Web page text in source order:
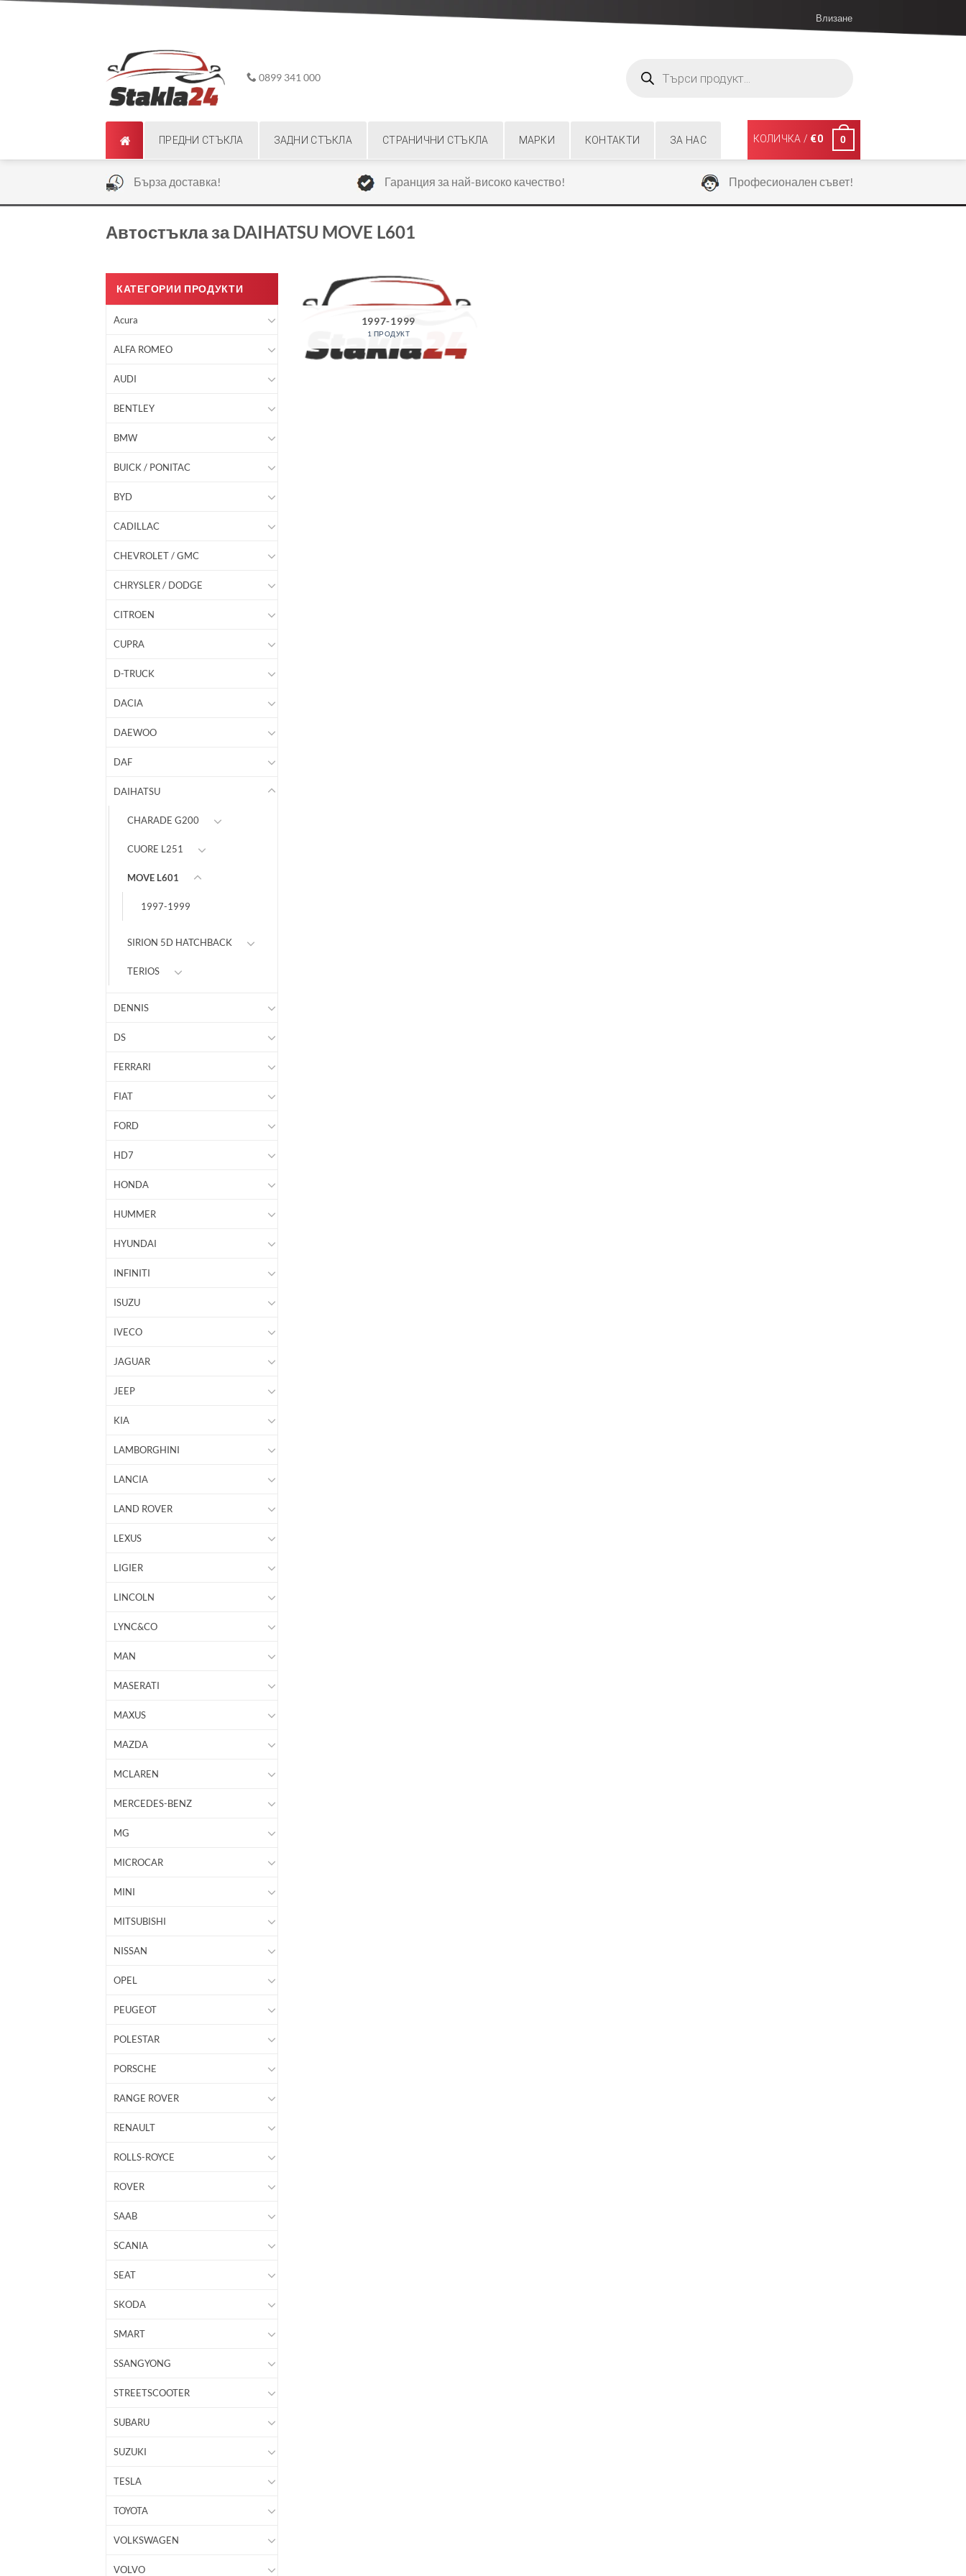
Влизане
0899 341 000
search
ПРЕДНИ СТЪКЛА ЗАДНИ СТЪКЛА СТРАНИЧНИ СТЪКЛА МАРКИ КОНТАКТИ ЗА НАС КОЛИЧКА / €0 0
Бърза доставка! Гаранция за най-високо качество! Професионален съвет!
Автостъкла за DAIHATSU MOVE L601
КАТЕГОРИИ ПРОДУКТИ
Acura
ALFA ROMEO
AUDI
BENTLEY
BMW
BUICK / PONITAC
BYD
CADILLAC
CHEVROLET / GMC
CHRYSLER / DODGE
CITROEN
CUPRA
D-TRUCK
DACIA
DAEWOO
DAF
DAIHATSU
CHARADE G200
CUORE L251
MOVE L601
1997-1999
SIRION 5D HATCHBACK
TERIOS
DENNIS
DS
FERRARI
FIAT
FORD
HD7
HONDA
HUMMER
HYUNDAI
INFINITI
ISUZU
IVECO
JAGUAR
JEEP
KIA
LAMBORGHINI
LANCIA
LAND ROVER
LEXUS
LIGIER
LINCOLN
LYNC&CO
MAN
MASERATI
MAXUS
MAZDA
MCLAREN
MERCEDES-BENZ
MG
MICROCAR
MINI
MITSUBISHI
NISSAN
OPEL
PEUGEOT
POLESTAR
PORSCHE
RANGE ROVER
RENAULT
ROLLS-ROYCE
ROVER
SAAB
SCANIA
SEAT
SKODA
SMART
SSANGYONG
STREETSCOOTER
SUBARU
SUZUKI
TESLA
TOYOTA
VOLKSWAGEN
VOLVO
1997-1999
1 ПРОДУКТ